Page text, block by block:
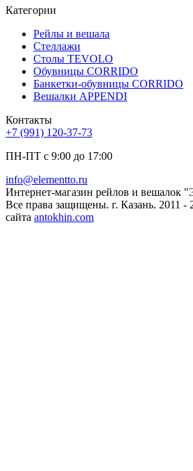
Категории
Рейлы и вешала
Стеллажи
Столы TEVOLO
Обувницы CORRIDO
Банкетки-обувницы CORRIDO
Вешалки APPENDI
Контакты
+7 (991) 120-37-73
ПН-ПТ с 9:00 до 17:00
info@elementto.ru
Интернет-магазин рейлов и вешалок
Все права защищены. г. Казань. 2011
сайта antokhin.com